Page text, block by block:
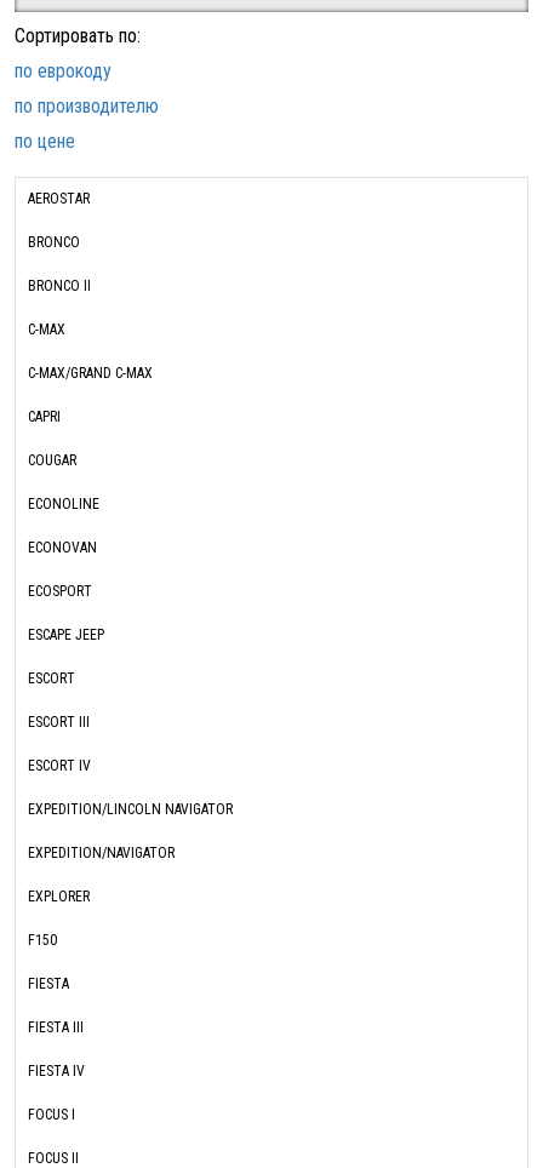
Сортировать по:
по еврокоду
по производителю
по цене
AEROSTAR
BRONCO
BRONCO II
C-MAX
C-MAX/GRAND C-MAX
CAPRI
COUGAR
ECONOLINE
ECONOVAN
ECOSPORT
ESCAPE JEEP
ESCORT
ESCORT III
ESCORT IV
EXPEDITION/LINCOLN NAVIGATOR
EXPEDITION/NAVIGATOR
EXPLORER
F150
FIESTA
FIESTA III
FIESTA IV
FOCUS I
FOCUS II